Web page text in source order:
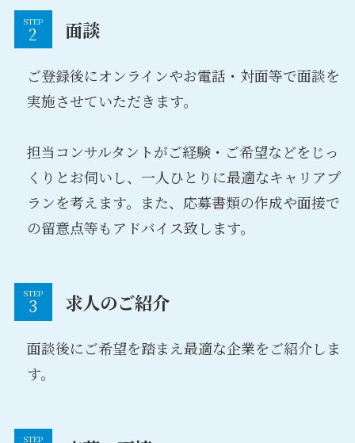
STEP 面談
ご登録後にオンラインやお電話・対面等で面談を
実施させていただきます。
担当コンサルタントがご経験・ご希望などをじっ
くりとお伺いし、一人ひとりに最適なキャリアプ
ランを考えます。また、応募書類の作成や面接で
の留意点等もアドバイス致します。
STEP 求人のご紹介
面談後にご希望を踏まえ最適な企業をご紹介しま
す。
STEP